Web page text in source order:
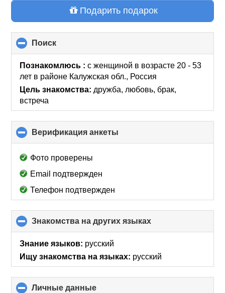
Подарить подарок
Поиск
to
collapse
contents
Познакомлюсь :с женщиной в возрасте 20 - 53
лет в районе Калужская обл., Россия
Цель знакомства: дружба, любовь, брак,
встреча
Верификация анкеты
to
Фото проверены
Email подтвержден
Телефон подтвержден
Знакомства на других языках
to
contents
Знание языков: русский
Ищу знакомства на языках: русский
Личные данные